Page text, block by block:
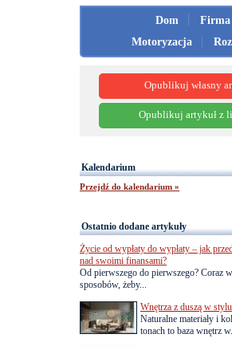
Dom Firma
Motoryzacja
Opublikuj własny
Opublikuj artykuł z
Kalendarium
Przejdź do kalendarium »
Ostatnio dodane artykuły
Życie od wypłaty do wypłaty – jak
nad swoimi finansami?
Od pierwszego do pierwszego? Coraz
sposobów, żeby...
Wnętrza z duszą w
Naturalne materiały i
tonach to baza wnętrz w...